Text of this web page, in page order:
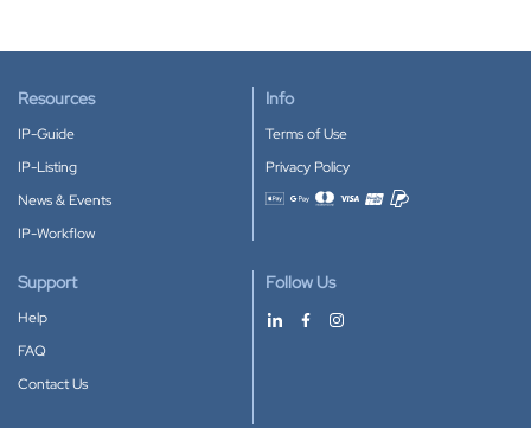
Resources
IP-Guide
IP-Listing
News & Events
IP-Workflow
Info
Terms of Use
Privacy Policy
Accepted payment methods
Support
Help
FAQ
Contact Us
Follow Us